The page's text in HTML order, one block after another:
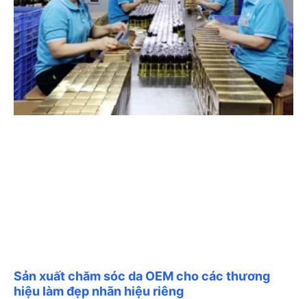
Sản xuất chăm sóc da OEM cho các thương
hiệu làm đẹp nhãn hiệu riêng